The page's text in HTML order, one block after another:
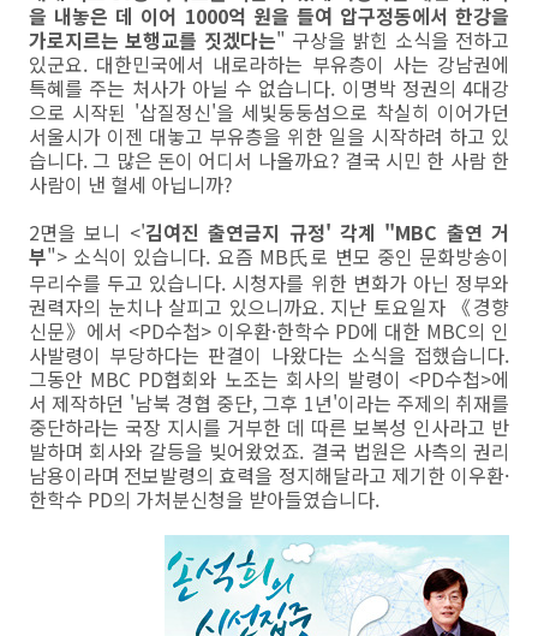
을 내놓은 데 이어 1000억 원을 들여 압구정동에서 한강을
가로지르는 보행교를 짓겠다는" 구상을 밝힌 소식을 전하고
있군요. 대한민국에서 내로라하는 부유층이 사는 강남권에
특혜를 주는 처사가 아닐 수 없습니다. 이명박 정권의 4대강
으로 시작된 '삽질정신'을 세빛둥둥섬으로 착실히 이어가던
서울시가 이젠 대놓고 부유층을 위한 일을 시작하려 하고 있
습니다. 그 많은 돈이 어디서 나올까요? 결국 시민 한 사람 한
사람이 낸 혈세 아닙니까?
2면을 보니 <'김여진 출연금지 규정' 각계 "MBC 출연 거
부"> 소식이 있습니다. 요즘 MB 氏로 변모 중인 문화방송이
무리수를 두고 있습니다. 시청자를 위한 변화가 아닌 정부와
권력자의 눈치나 살피고 있으니까요. 지난 토요일자 《경향
신문》에서 <PD수첩> 이우환·한학수 PD에 대한 MBC의 인
사발령이 부당하다는 판결이 나왔다는 소식을 접했습니다.
그동안 MBC PD협회와 노조는 회사의 발령이 <PD수첩>에
서 제작하던 '남북 경협 중단, 그후 1년'이라는 주제의 취재를
중단하라는 국장 지시를 거부한 데 따른 보복성 인사라고 반
발하며 회사와 갈등을 빚어왔었죠. 결국 법원은 사측의 권리
남용이라며 전보발령의 효력을 정지해달라고 제기한 이우환·
한학수 PD의 가처분신청을 받아들였습니다.